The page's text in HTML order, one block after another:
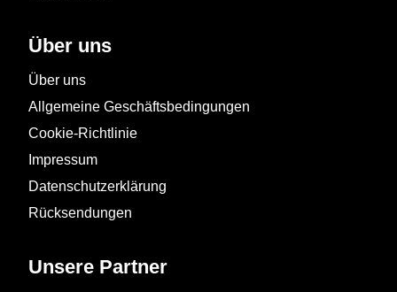
Über uns
Über uns
Allgemeine Geschäftsbedingungen
Cookie-Richtlinie
Impressum
Datenschutzerklärung
Rücksendungen
Unsere Partner